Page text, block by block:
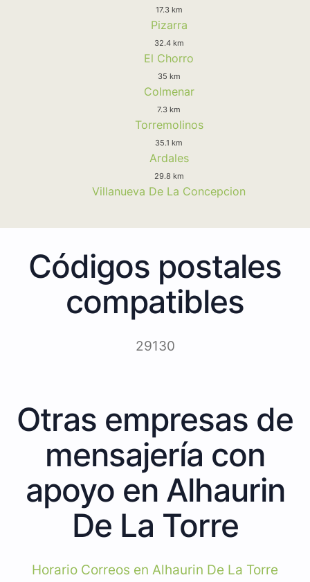
17.3 km
Pizarra
32.4 km
El Chorro
35 km
Colmenar
7.3 km
Torremolinos
35.1 km
Ardales
29.8 km
Villanueva De La Concepcion
Códigos postales
compatibles
29130
Otras empresas de
mensajería con
apoyo en Alhaurin
De La Torre
Horario Correos en Alhaurin De La Torre